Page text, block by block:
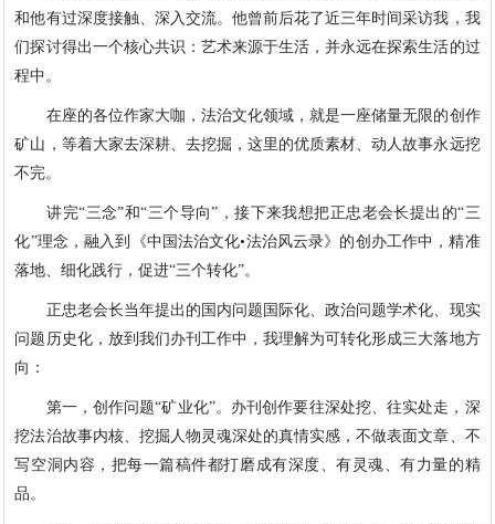
和他有过深度接触、深入交流。他曾前后花了近三年时间采访我，我
们探讨得出一个核心共识：艺术来源于生活，并永远在探索生活的过
程中。
在座的各位作家大咖，法治文化领域，就是一座储量无限的创作
矿山，等着大家去深耕、去挖掘，这里的优质素材、动人故事永远挖
不完。
讲完“三念”和“三个导向”，接下来我想把正忠老会长提出的“三
化”理念，融入到《中国法治文化•法治风云录》的创办工作中，精准
落地、细化践行，促进“三个转化”。
正忠老会长当年提出的国内问题国际化、政治问题学术化、现实
问题历史化，放到我们办刊工作中，我理解为可转化形成三大落地方
向：
第一，创作问题“矿业化”。办刊创作要往深处挖、往实处走，深
挖法治故事内核、挖掘人物灵魂深处的真情实感，不做表面文章、不
写空洞内容，把每一篇稿件都打磨成有深度、有灵魂、有力量的精
品。